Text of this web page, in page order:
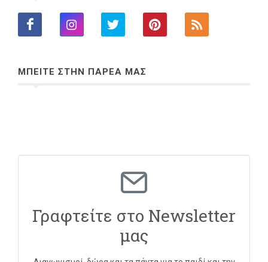
ΜΠΕΙΤΕ ΣΤΗΝ ΠΑΡΕΑ ΜΑΣ
Γραφτείτε στο Newsletter
μας